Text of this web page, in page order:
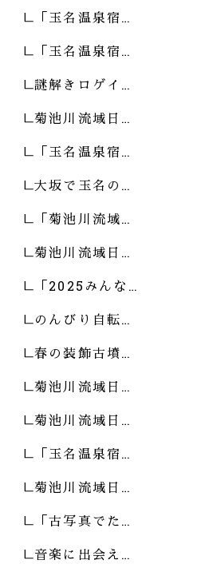
「玉名温泉宿…
「玉名温泉宿…
謎解きロゲイ…
菊池川流域日…
「玉名温泉宿…
大坂で玉名の…
「菊池川流域…
菊池川流域日…
「2025みんな…
のんびり自転…
春の装飾古墳…
菊池川流域日…
菊池川流域日…
「玉名温泉宿…
菊池川流域日…
「古写真でた…
音楽に出会え…